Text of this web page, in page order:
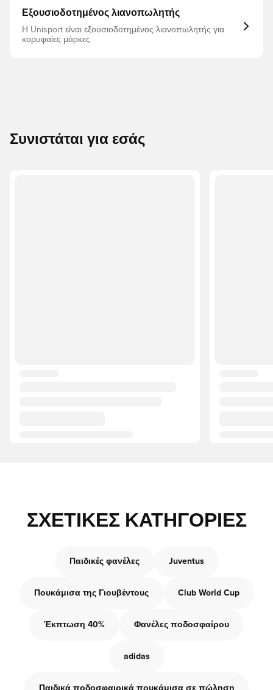
Εξουσιοδοτημένος λιανοπωλητής
Η Unisport είναι εξουσιοδοτημένος λιανοπωλητής για
κορυφαίες μάρκες
Συνιστάται για εσάς
ΣΧΕΤΙΚΈΣ ΚΑΤΗΓΟΡΊΕΣ
Παιδικές φανέλες Juventus
Πουκάμισα της Γιουβέντους Club World Cup
Έκπτωση 40% Φανέλες ποδοσφαίρου
adidas
Παιδικά ποδοσφαιρικά πουκάμισα σε πώληση